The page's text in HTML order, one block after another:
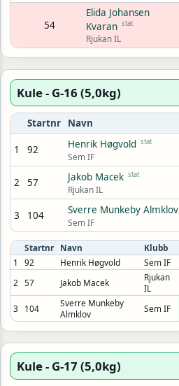
54
Elida Johansen
Kvaran stat
Rjukan IL
Kule - G-16 (5,0kg)
Startnr Navn
1 92 Henrik Høgvold stat
Sem IF
2 57 Jakob Macek stat
Rjukan IL
3 104 Sverre Munkeby Almklov
Sem IF
Startnr Navn Klubb
1
92 Henrik Høgvold Sem IF
2
57 Jakob Macek
Rjukan
IL
3 104
Sverre Munkeby
Almklov
Sem IF
Kule - G-17 (5,0kg)